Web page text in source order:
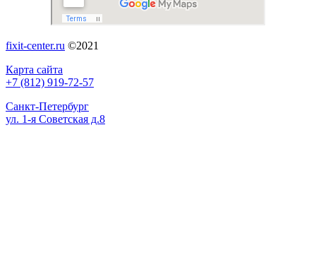
fixit-center.ru ©2021
Карта сайта
+7 (812) 919-72-57
Санкт-Петербург
ул. 1-я Советская д.8